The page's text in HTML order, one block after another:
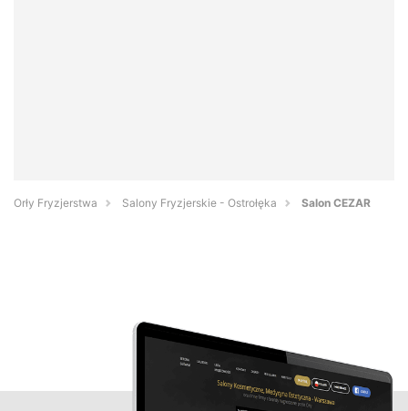
Orły Fryzjerstwa Salony Fryzjerskie - Ostrołęka Salon CEZAR